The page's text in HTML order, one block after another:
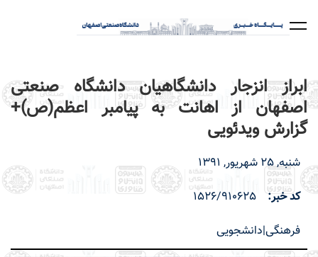
ابراز انزجار دانشگاهیان دانشگاه صنعتی
اصفهان از اهانت به پیامبر اعظم(ص)+
گزارش ویدئویی
شنبه, 25 شهریور, 1391
کد خبر
1526/910625
فرهنگی|دانشجویی